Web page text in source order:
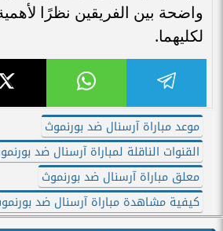
واضحة بين الفريقين نظرًا
لكليهما.
موعد مباراة آرسنال ضد بورنموث
القنوات الناقلة لمباراة آرسنال ضد
معلق مباراة آرسنال ضد بورنموث
كيفية مشاهدة مباراة آرسنال ضد